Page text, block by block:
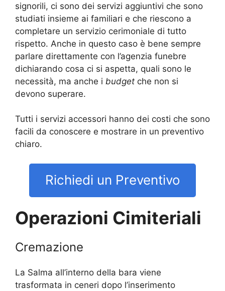
signorili, ci sono dei servizi aggiuntivi che sono
studiati insieme ai familiari e che riescono a
completare un servizio cerimoniale di tutto
rispetto. Anche in questo caso è bene sempre
parlare direttamente con l’agenzia funebre
dichiarando cosa ci si aspetta, quali sono le
necessità, ma anche i budget che non si
devono superare.
Tutti i servizi accessori hanno dei costi che sono
facili da conoscere e mostrare in un preventivo
chiaro.
Richiedi un Preventivo
Operazioni Cimiteriali
Cremazione
La Salma all’interno della bara viene
trasformata in ceneri dopo l’inserimento